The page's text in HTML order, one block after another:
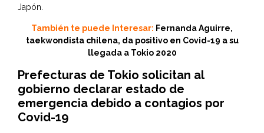
Japón.
También te puede Interesar: Fernanda Aguirre,
taekwondista chilena, da positivo en Covid-19 a su
llegada a Tokio 2020
Prefecturas de Tokio solicitan al
gobierno declarar estado de
emergencia debido a contagios por
Covid-19